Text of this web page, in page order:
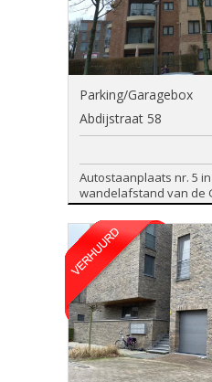
Parking/Garagebox
Abdijstraat 58
Autostaanplaats nr. 5
wandelafstand van de